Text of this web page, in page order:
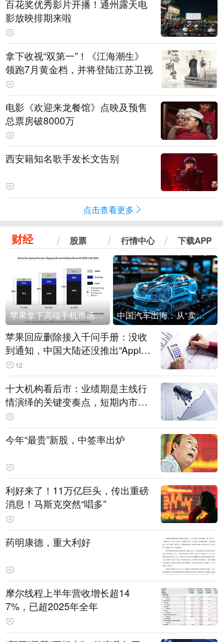
百花奖优秀影片开播！通州露天电
影放映排期来啦
拿下收视“双第一”！《江海潮生》
领跑7月黄金档，并将登陆江苏卫视
电影《欢迎来龙餐馆》点映及预售
总票房破8000万
西安籍知名歌手发长文告别
点击查看更多
财经 股票 行情中心 下载APP
苹果拿下高端手机市场65%的份额：iPhone 17系列功不可没 中国汽车出海：从“卖出去”到“走进去”
苹果回应删除接入千问手册：没收
到通知，中国大陆还没推出“Apple
智能使用千问”功能
12
十大机构看后市：业绩期是主线行
情演绎的关键变奏点，短期内市场
或继续反弹，关注三条业绩主线
今年“最贵”新股，中签率出炉
利好来了！11万亿巨头，传出重磅
消息！马斯克突然“唱多”
药明康德，重大利好
摩尔线程上半年营收增长超14
7%，已超2025年全年